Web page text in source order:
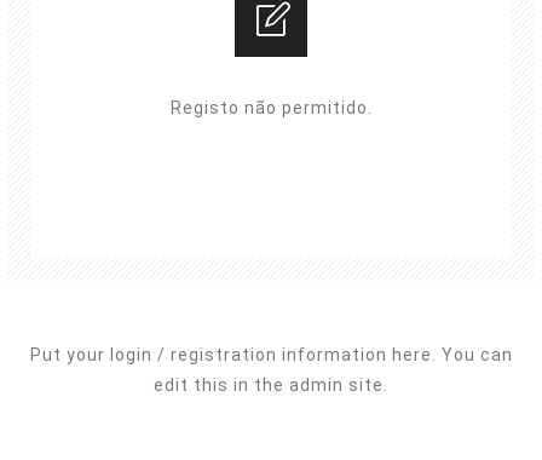
Registo não permitido.
Put your login / registration information here. You can
edit this in the admin site.